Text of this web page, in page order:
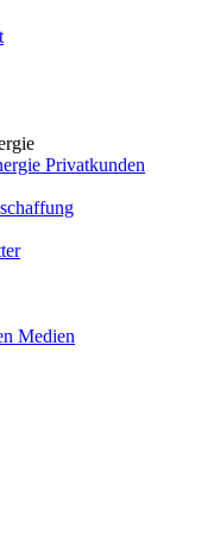
Privatkunden
Medien